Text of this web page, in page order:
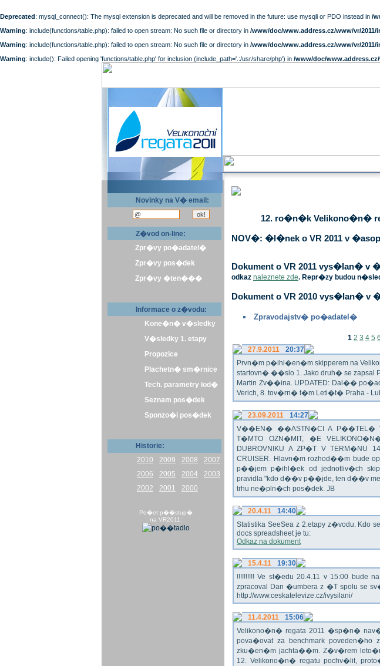
Deprecated: mysql_connect(): The mysql extension is deprecated and will be removed in the future: use mysqli or PDO instead in /
Warning: include(functions/table.php): failed to open stream: No such file or directory in /www/doc/www.address.cz/www/vr/2011/
Warning: include(functions/table.php): failed to open stream: No such file or directory in /www/doc/www.address.cz/www/vr/2011/
Warning: include(): Failed opening 'functions/table.php' for inclusion (include_path='.:/usr/share/php') in /www/doc/
Novinky na V� email:
Z�vod on-line:
Zpr�vy po�adatel�
Zpr�vy pos�dek
Zpr�vy �ten���
Informace o z�vodu:
Kone�n� v�sledky
V�sledky 1. etapy
Propozice
Plachetn� sm�rnice
Tech. parametry lod�
Seznam pos�dek
Sponzo�i pos�dek
Historie:
2010
2009 2008
2007
2006
2005 2004
2003
2002
2001 2000
Po�et p��stup�
na VR2011:
12. ro�n�k Velikono�n�
NOV�: �l�nek o VR 2011 v
Dokument o VR 2011 vys�lan� v
odkaz naleznete zde. Repr�zy budou
Dokument o VR 2010 vys�lan� v
Zpravodajstv� po�adatel�
1 2 3 4 5 6
27.9.2011
20:37
Prvn�m p�ihl�en�m skipperem na
startovn� ��slo 1. Jako druh� se
Martin Zv��ina. UPDATED: Dal��
Verich, 8. tov�rn� t�m Leti�t� Praha -
23.09.2011
14:27
V��EN� ��ASTN�CI A P��TEL�
T�MTO OZN�MIT, �E
DUBROVNIKU A ZP�T V TERM�NU
CRUISER. Hlavn�m rozhod��m bude
p��jem p�ihl�ek od jednotliv�ch
pravidla "kdo d��v p��jde, ten d��v
trhu ne�pln�ch pos�dek. JB
20.4.11
14:40
Statistika SeeSea z 2.etapy z�vodu. Kdo
docs spreadsheet je tu:
Odkaz na dokument
15.4.11
19:30
!!!!!!!!!! Ve st�edu 20.4.11 v 15:00 bude
zpracoval Dan �umbera z �T spolu se
http://www.ceskatelevize.cz/ivysilani/
11.4.2011
15:06
Velikono�n� regata 2011 �sp�n�
pova�ovat za benchmark
zku�en�m jachta��m. Z�v�rem
12. Velikono�n� regatu pochv�lit,